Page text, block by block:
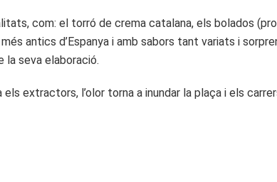
com: el torró de crema catalana, els bolados
antics d’Espanya i amb sabors tant variats i
la seva elaboració.
extractors, l’olor torna a inundar la plaça i els